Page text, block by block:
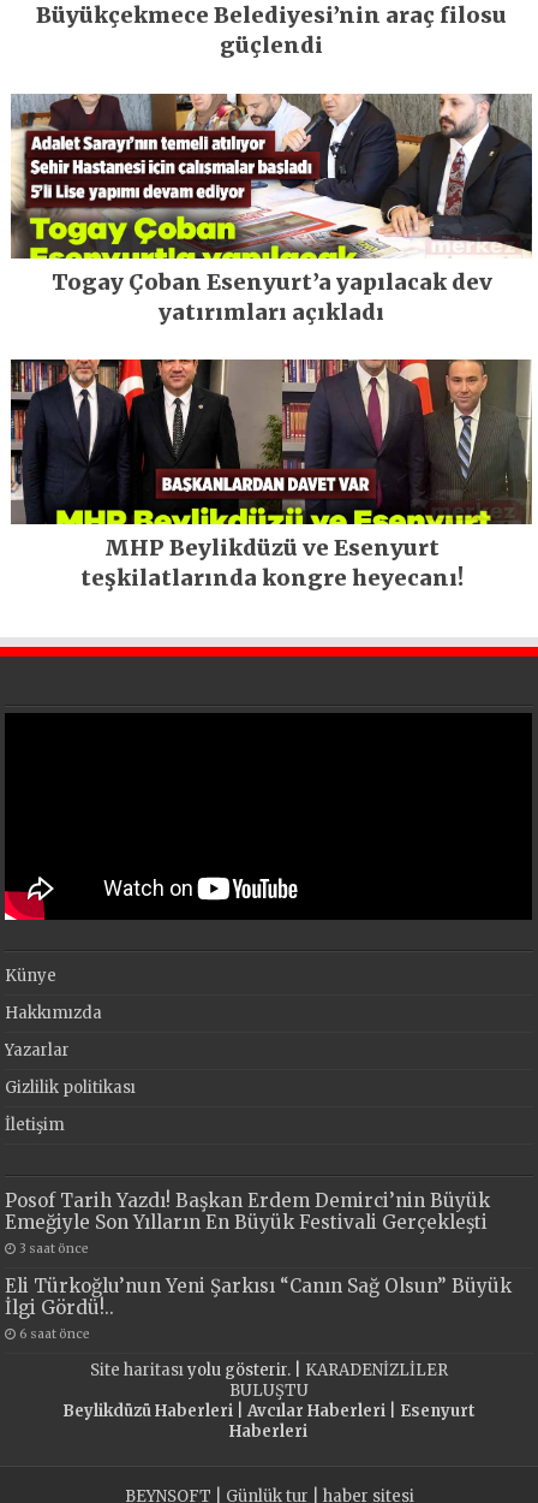
Büyükçekmece Belediyesi’nin araç filosu
güçlendi
Togay Çoban Esenyurt’a yapılacak dev
yatırımları açıkladı
MHP Beylikdüzü ve Esenyurt
teşkilatlarında kongre heyecanı!
Künye
Hakkımızda
Yazarlar
Gizlilik politikası
İletişim
Posof Tarih Yazdı! Başkan Erdem Demirci’nin Büyük
Emeğiyle Son Yılların En Büyük Festivali Gerçekleşti
3 saat önce
Eli Türkoğlu’nun Yeni Şarkısı “Canın Sağ Olsun” Büyük
İlgi Gördü!..
6 saat önce
Site haritasıyolu gösterir. | KARADENİZLİLER
BULUŞTU
Beylikdüzü Haberleri| Avcılar Haberleri| Esenyurt
Haberleri
BEYNSOFT Günlük tur haber sitesi